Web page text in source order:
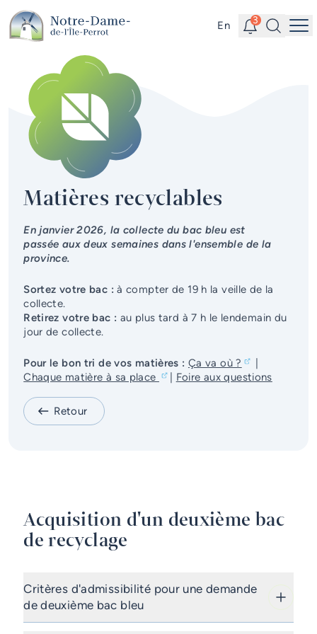
En
Alertes
3
Accès rapides
Actualités
Infolettre
Calendrier des événements
#Tellement beau | Attraits
touristiques
Emplois à la Ville
Carte interactive
Services en ligne
Services d'alerte
Guichet unique
Matières recyclables
En janvier 2026, la collecte du bac bleu est
passée aux deux semaines dans l'ensemble de la
province.
Sortez votre bac : à compter de 19 h la veille de la
collecte.
Retirez votre bac : au plus tard à 7 h le lendemain du
jour de collecte.
Pour le bon tri de vos matières : Ça va où ?
Chaque matière à sa place
Foire aux questions
Retour
Acquisition d'un deuxième bac
de recyclage
Critères d'admissibilité pour une demande
de deuxième bac bleu